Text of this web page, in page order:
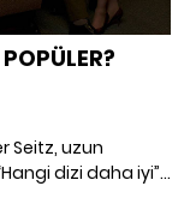
Seitz, uzun
dizi daha iyi”